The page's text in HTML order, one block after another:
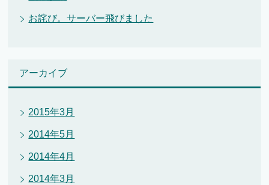
お詫び。サーバー飛びました
アーカイブ
2015年3月
2014年5月
2014年4月
2014年3月